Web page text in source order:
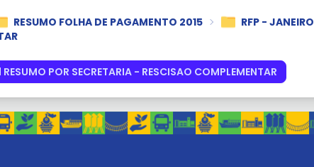
RESUMO FOLHA DE PAGAMENTO 2015
RFP - JANEIRO
POR SECRETARIA - RESCISAO COMPLEMENTAR